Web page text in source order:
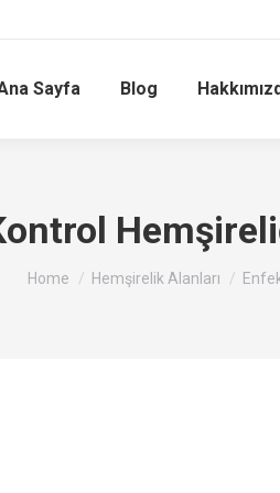
Sayfa Blog
You are here:
Home Hemşirelik Alanları